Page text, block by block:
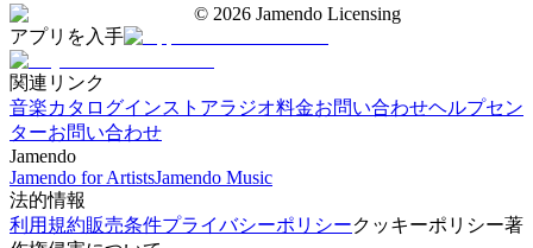
© 2026 Jamendo Licensing
アプリを入手
関連リンク
音楽カタログインストアラジオ料金お問い合わせヘルプセン
ターお問い合わせ
Jamendo
Jamendo for ArtistsJamendo Music
法的情報
利用規約販売条件プライバシーポリシークッキーポリシー著